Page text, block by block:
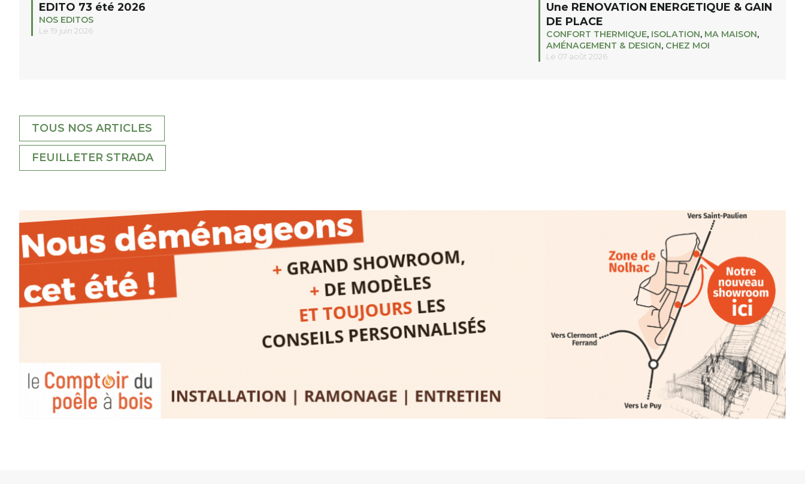
EDITO 73 été 2026
NOS EDITOS
Le 19 juin 2026
Une RENOVATION ENERGETIQUE & GAIN
DE PLACE
CONFORT THERMIQUE, ISOLATION, MA MAISON,
AMÉNAGEMENT & DESIGN, CHEZ MOI
Le 07 août 2026
TOUS NOS ARTICLES
FEUILLETER STRADA